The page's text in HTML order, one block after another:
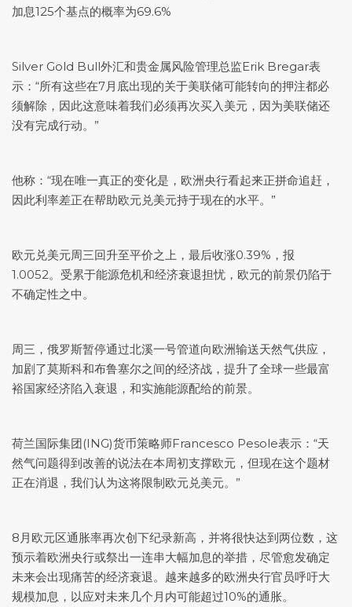
加息125个基点的概率为69.6%
Silver Gold Bull外汇和贵金属风险管理总监Erik Bregar表
示：“所有这些在7月底出现的关于美联储可能转向的押注都必
须解除，因此这意味着我们必须再次买入美元，因为美联储还
没有完成行动。”
他称：“现在唯一真正的变化是，欧洲央行看起来正拼命追赶，
因此利率差正在帮助欧元兑美元持于现在的水平。”
欧元兑美元周三回升至平价之上，最后收涨0.39%，报
1.0052。受累于能源危机和经济衰退担忧，欧元的前景仍陷于
不确定性之中。
周三，俄罗斯暂停通过北溪一号管道向欧洲输送天然气供应，
加剧了莫斯科和布鲁塞尔之间的经济战，提升了全球一些最富
裕国家经济陷入衰退，和实施能源配给的前景。
荷兰国际集团(ING)货币策略师Francesco Pesole表示：“天
然气问题得到改善的说法在本周初支撑欧元，但现在这个题材
正在消退，我们认为这将限制欧元兑美元。”
8月欧元区通胀率再次创下纪录新高，并将很快达到两位数，这
预示着欧洲央行或祭出一连串大幅加息的举措，尽管愈发确定
未来会出现痛苦的经济衰退。越来越多的欧洲央行官员呼吁大
规模加息，以应对未来几个月内可能超过10%的通胀。